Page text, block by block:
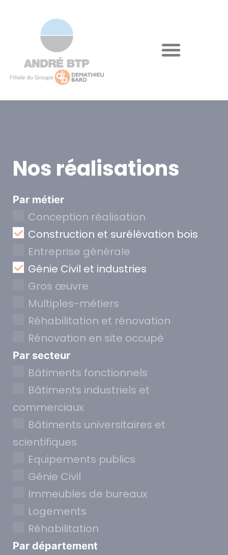
Nos réalisations
Par métier
Conception réalisation
Construction et surélévation bois
Entreprise générale
Génie Civil et industries
Gros œuvre
Multiples-métiers
Réhabilitation et rénovation
Rénovation en site occupé
Par secteur
Bâtiments fonctionnels
Bâtiments industriels et
commerciaux
Bâtiments universitaires et
scientifiques
Equipements publics
Génie Civil
Immeubles de bureaux
Logements
Réhabilitation
Par département